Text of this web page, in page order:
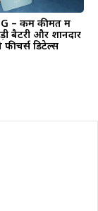
– कम कीमत में
बैटरी और शानदार
फीचर्स डिटेल्स